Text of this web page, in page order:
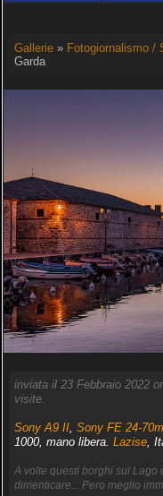
Gallerie» Fotogiornalismo /
Garda
inviata il 23 Febbraio 2022
visite.
Sony A9 II, Sony FE 24-
1000, mano libera. Lazise,
A volte questi borghi sul Lago
dimenticare... Pero meglio